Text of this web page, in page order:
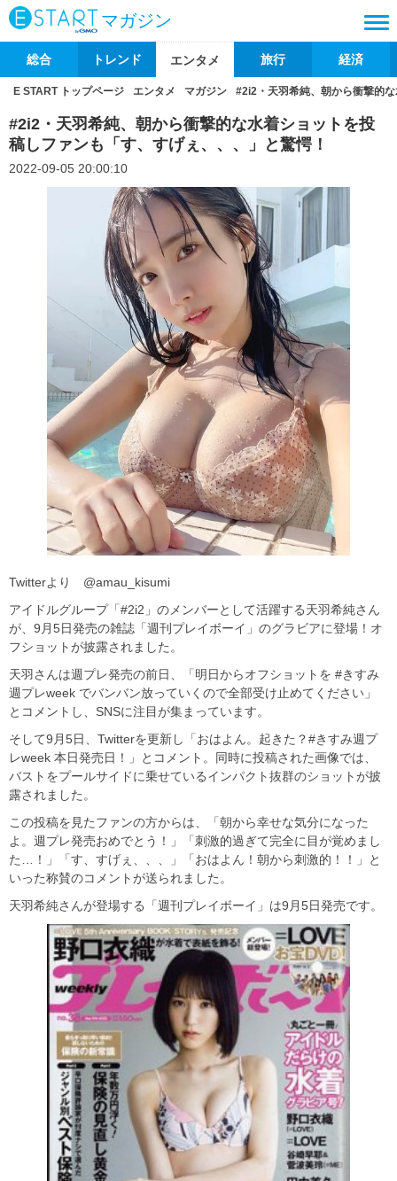
マガジン
総合 トレンド エンタメ 旅行 経済
E START トップページ エンタメ マガジン #2i2・天羽希純、朝から衝撃的
#2i2・天羽希純、朝から衝撃的な水着ショットを投
稿しファンも「す、すげぇ、、、」と驚愕！
2022-09-05 20:00:10
Twitterより @amau_kisumi
アイドルグループ「#2i2」のメンバーとして活躍する天羽希純さん
が、9月5日発売の雑誌「週刊プレイボーイ」のグラビアに登場！オ
フショットが披露されました。
天羽さんは週プレ発売の前日、「明日からオフショットを #きすみ
週プレweek でバンバン放っていくので全部受け止めてください」
とコメントし、SNSに注目が集まっています。
そして9月5日、Twitterを更新し「おはよん。起きた？#きすみ週プ
レweek 本日発売日！」とコメント。同時に投稿された画像では、
バストをプールサイドに乗せているインパクト抜群のショットが披
露されました。
この投稿を見たファンの方からは、「朝から幸せな気分になった
よ。週プレ発売おめでとう！」「刺激的過ぎて完全に目が覚めまし
た…！」「す、すげぇ、、、」「おはよん！朝から刺激的！！」と
いった称賛のコメントが送られました。
天羽希純さんが登場する「週刊プレイボーイ」は9月5日発売です。